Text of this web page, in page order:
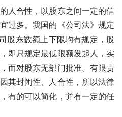
人合性，以股东之间一定的信
过多。我国的《公司法》规定
股东数额上下限均有规定，股
即只规定最低限额发起人，实
而对股东无部门批准。有限责
其封闭性、人合性，所以法律
有的可以简化，并有一定的任